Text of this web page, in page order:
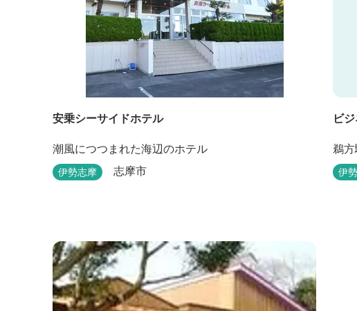
安乗シーサイドホテル
潮風につつまれた海辺のホテル
伊勢志摩 志摩市
ビ
鵜
伊